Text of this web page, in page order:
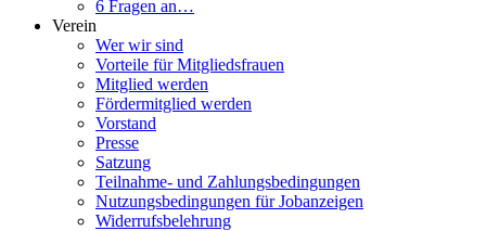
6 Fragen an…
Verein
Wer wir sind
Vorteile für Mitgliedsfrauen
Mitglied werden
Fördermitglied werden
Vorstand
Presse
Satzung
Teilnahme- und Zahlungsbedingungen
Nutzungsbedingungen für Jobanzeigen
Widerrufsbelehrung